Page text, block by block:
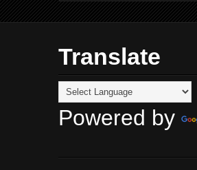
Translate
Powered by